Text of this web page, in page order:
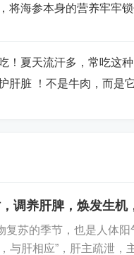
将海参本身的营养牢牢
！夏天流汗多，常吃这种
肝脏 ！不是牛肉，而是它
调养肝脾，焕发生机
复苏的季节，也是人体
与肝相应”，肝主疏泄